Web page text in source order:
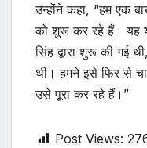
उन्होंने कहा, “हम एक
को शुरू कर रहे हैं। यह
सिंह द्वारा शुरू की गई
थी। हमने इसे फिर से
उसे पूरा कर रहे हैं।”
Post Views: